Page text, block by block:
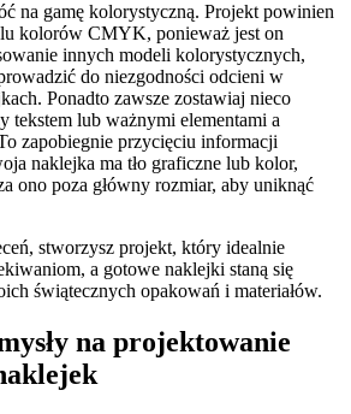
na gamę kolorystyczną. Projekt powinien
kolorów CMYK, ponieważ jest on
innych modeli kolorystycznych,
do niezgodności odcieni w
Ponadto zawsze zostawiaj nieco
tekstem lub ważnymi elementami a
zapobiegnie przycięciu informacji
naklejka ma tło graficzne lub kolor,
ono poza główny rozmiar, aby uniknąć
stworzysz projekt, który idealnie
a gotowe naklejki staną się
świątecznych opakowań i materiałów.
na projektowanie